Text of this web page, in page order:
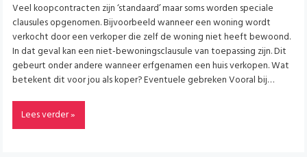
Veel koopcontracten zijn ‘standaard’ maar soms worden speciale
clausules opgenomen. Bijvoorbeeld wanneer een woning wordt
verkocht door een verkoper die zelf de woning niet heeft bewoond.
In dat geval kan een niet-bewoningsclausule van toepassing zijn. Dit
gebeurt onder andere wanneer erfgenamen een huis verkopen. Wat
betekent dit voor jou als koper? Eventuele gebreken Vooral bij…
Lees verder »